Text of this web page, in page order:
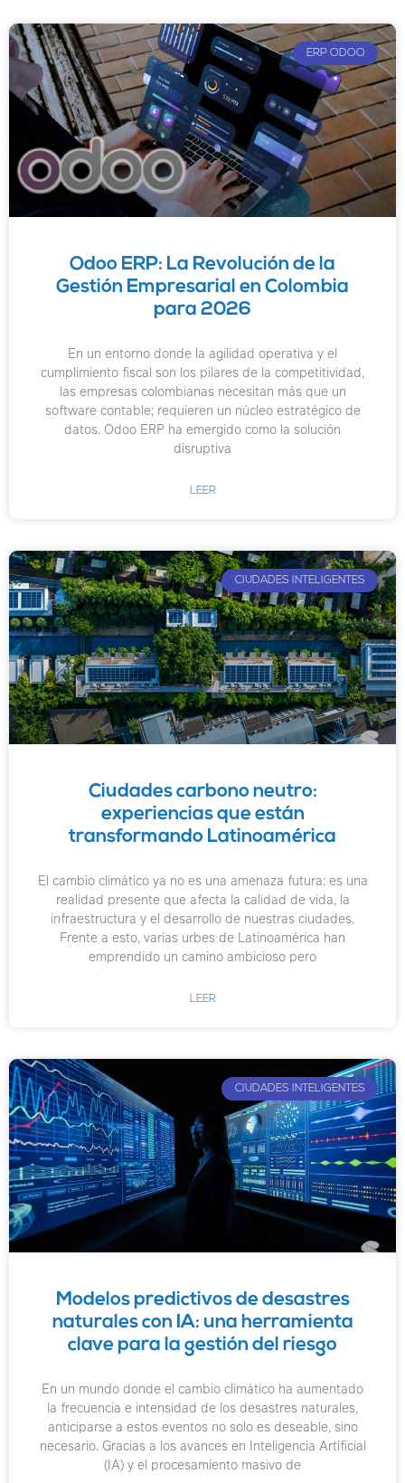
ERP ODOO
Odoo ERP: La Revolución de la
Gestión Empresarial en Colombia
para 2026
En un entorno donde la agilidad operativa y el
cumplimiento fiscal son los pilares de la competitividad,
las empresas colombianas necesitan más que un
software contable; requieren un núcleo estratégico de
datos. Odoo ERP ha emergido como la solución
disruptiva
LEER
CIUDADES INTELIGENTES
Ciudades carbono neutro:
experiencias que están
transformando Latinoamérica
El cambio climático ya no es una amenaza futura: es una
realidad presente que afecta la calidad de vida, la
infraestructura y el desarrollo de nuestras ciudades.
Frente a esto, varias urbes de Latinoamérica han
emprendido un camino ambicioso pero
LEER
CIUDADES INTELIGENTES
Modelos predictivos de desastres
naturales con IA: una herramienta
clave para la gestión del riesgo
En un mundo donde el cambio climático ha aumentado
la frecuencia e intensidad de los desastres naturales,
anticiparse a estos eventos no solo es deseable, sino
necesario. Gracias a los avances en Inteligencia Artificial
(IA) y el procesamiento masivo de